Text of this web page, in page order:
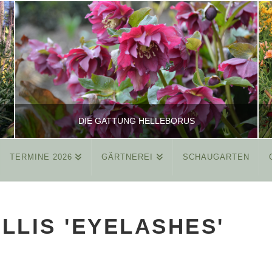
DIE GATTUNG HELLEBORUS
REINHARD
MÄRZ 26, 2015
TERMINE 2026 GÄRTNEREI SCHAUGARTEN
'EYELASHES'